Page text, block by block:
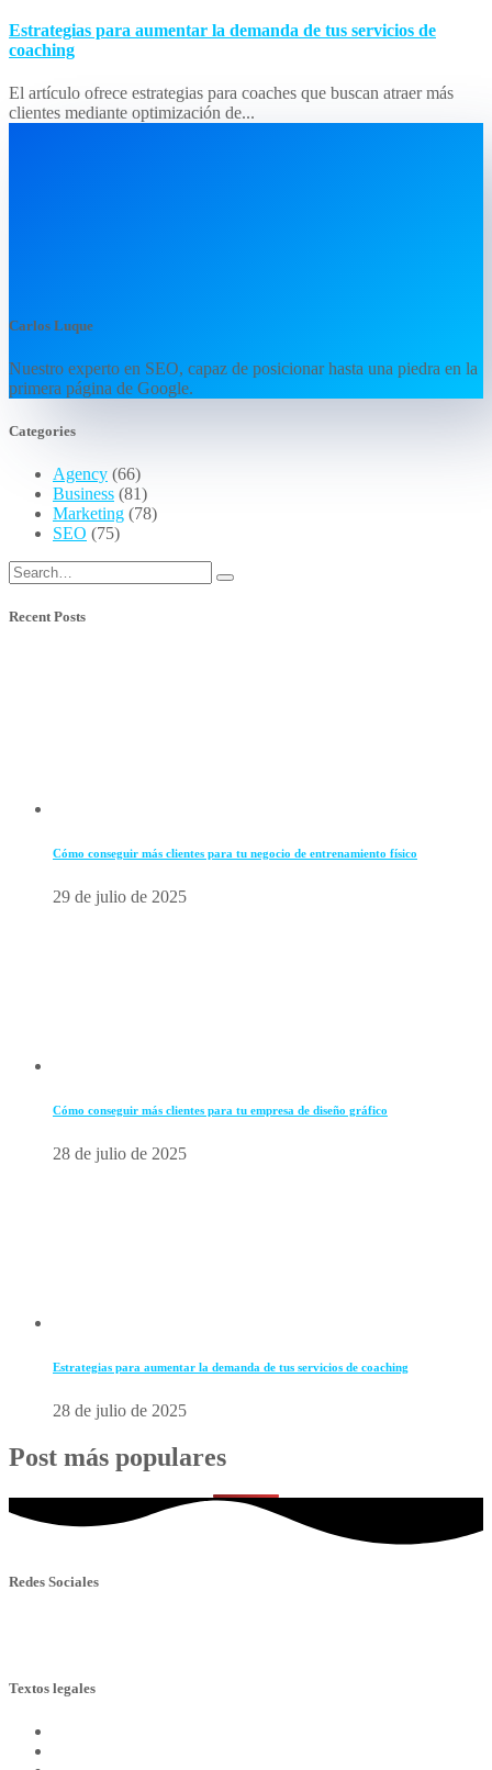
Estrategias para aumentar la demanda de tus servicios de
coaching
El artículo ofrece estrategias para coaches que buscan atraer más
clientes mediante optimización de...
Carlos Luque
Nuestro experto en SEO, capaz de posicionar hasta una piedra en la
primera página de Google.
Categories
Agency (66)
Business (81)
Marketing (78)
SEO (75)
Recent Posts
Cómo conseguir más clientes para tu negocio de entrenamiento físico
29 de julio de 2025
Cómo conseguir más clientes para tu empresa de diseño gráfico
28 de julio de 2025
Estrategias para aumentar la demanda de tus servicios de coaching
28 de julio de 2025
Post más populares
Redes Sociales
Textos legales